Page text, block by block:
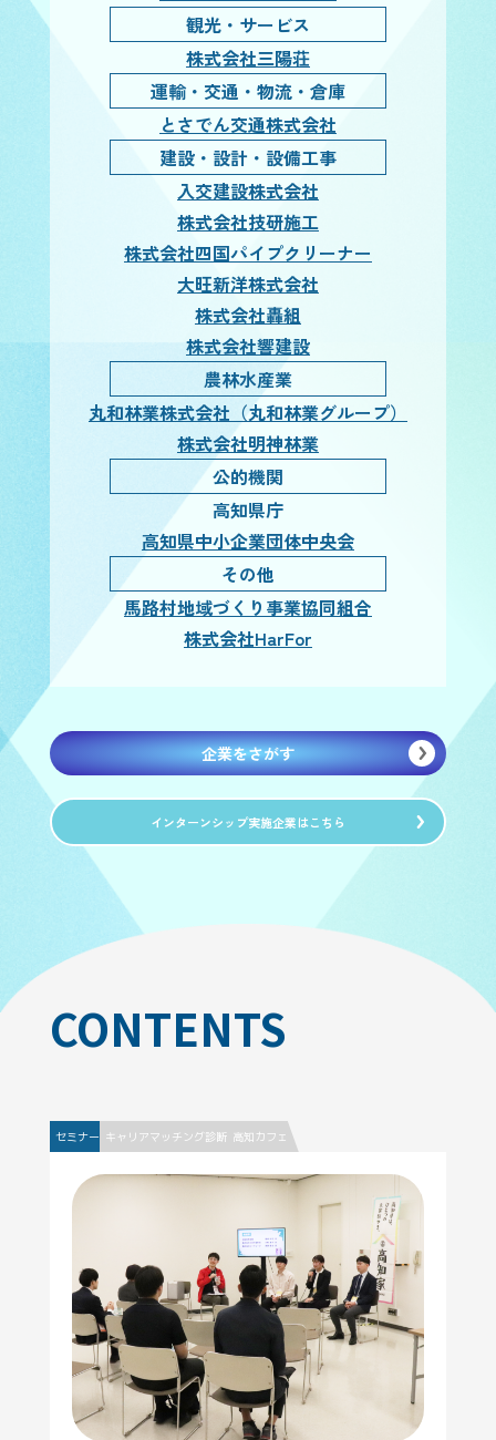
観光・サービス
株式会社三陽荘
運輸・交通・物流・倉庫
とさでん交通株式会社
建設・設計・設備工事
入交建設株式会社
株式会社技研施工
株式会社四国パイプクリーナー
大旺新洋株式会社
株式会社轟組
株式会社響建設
農林水産業
丸和林業株式会社（丸和林業グループ）
株式会社明神林業
公的機関
高知県庁
高知県中小企業団体中央会
その他
馬路村地域づくり事業協同組合
株式会社HarFor
企業をさがす
インターンシップ実施企業はこちら
CONTENTS
セミナー キャリアマッチング診断 高知カフェ